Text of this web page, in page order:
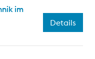
im
Details